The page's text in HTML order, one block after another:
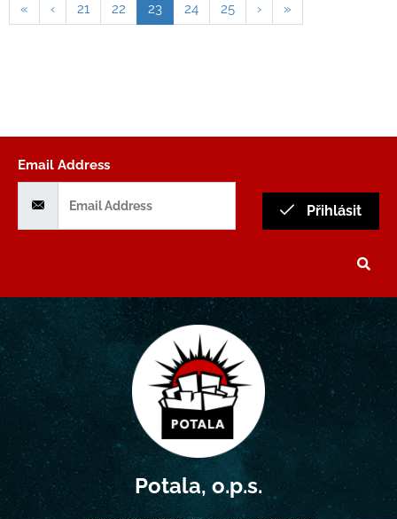
« ‹ 21 22 23 24 25 › »
Email Address
Přihlásit
Potala, o.p.s.